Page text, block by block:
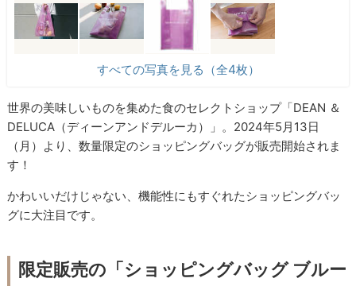
すべての写真を見る（全4枚）
世界の美味しいものを集めた食のセレクトショップ「DEAN ＆
DELUCA（ディーンアンドデルーカ）」。2024年5月13日
（月）より、数量限定のショッピングバッグが販売開始されま
す！
かわいいだけじゃない、機能性にもすぐれたショッピングバッ
グに大注目です。
限定販売の「ショッピングバッグ ブルー